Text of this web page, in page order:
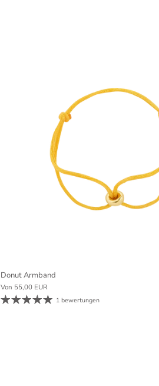
Donut Armband
Von 55,00 EUR
1 bewertungen